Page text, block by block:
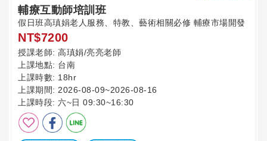
輔療互動師培訓班
假日班高瑱娟老人服務、特教、藝術相關必修 輔療市場開發
NT$7200
授課老師: 高瑱娟/亮亮老師
上課地點: 台南
上課時數: 18hr
上課期間: 2026-08-09~2026-08-16
上課時段: 六~日 09:30~16:30